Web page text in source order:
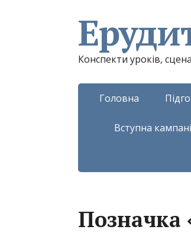
Конспекти уроків,
Головна
Вступна
Позначка